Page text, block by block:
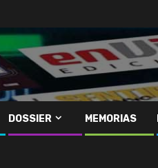
DOSSIER MEMORIAS